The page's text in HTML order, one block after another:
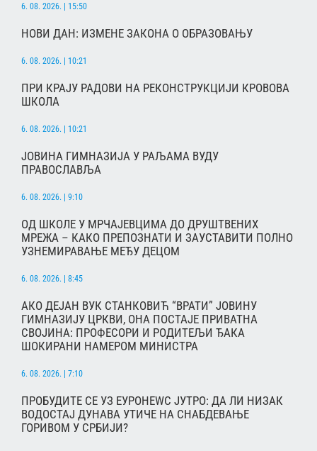
6. 08. 2026. | 15:50
НОВИ ДАН: ИЗМЕНЕ ЗАКОНА О ОБРАЗОВАЊУ
6. 08. 2026. | 10:21
ПРИ КРАЈУ РАДОВИ НА РЕКОНСТРУКЦИЈИ КРОВОВА
ШКОЛА
6. 08. 2026. | 10:21
ЈОВИНА ГИМНАЗИЈА У РАЉАМА ВУДУ
ПРАВОСЛАВЉА
6. 08. 2026. | 9:10
ОД ШКОЛЕ У МРЧАЈЕВЦИМА ДО ДРУШТВЕНИХ
МРЕЖА – КАКО ПРЕПОЗНАТИ И ЗАУСТАВИТИ ПОЛНО
УЗНЕМИРАВАЊЕ МЕЂУ ДЕЦОМ
6. 08. 2026. | 8:45
АКО ДЕЈАН ВУК СТАНКОВИЋ “ВРАТИ” ЈОВИНУ
ГИМНАЗИЈУ ЦРКВИ, ОНА ПОСТАЈЕ ПРИВАТНА
СВОЈИНА: ПРОФЕСОРИ И РОДИТЕЉИ ЂАКА
ШОКИРАНИ НАМЕРОМ МИНИСТРА
6. 08. 2026. | 7:10
ПРОБУДИТЕ СЕ УЗ ЕУРОНЕWС ЈУТРО: ДА ЛИ НИЗАК
ВОДОСТАЈ ДУНАВА УТИЧЕ НА СНАБДЕВАЊЕ
ГОРИВОМ У СРБИЈИ?